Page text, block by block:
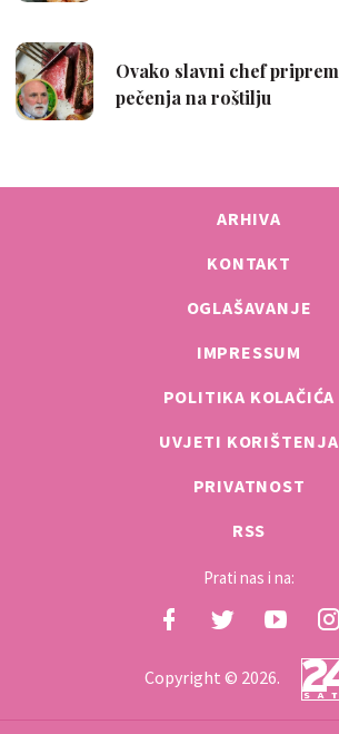
ARHIVA
KONTAKT
OGLAŠAVANJE
IMPRESSUM
POLITIKA KOLAČIĆA
UVJETI KORIŠTENJA
PRIVATNOST
RSS
Prati nas i na:
Copyright © 2026.